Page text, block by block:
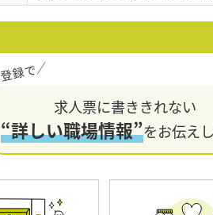
求人票に書ききれない
“詳しい職場情報”をお伝え